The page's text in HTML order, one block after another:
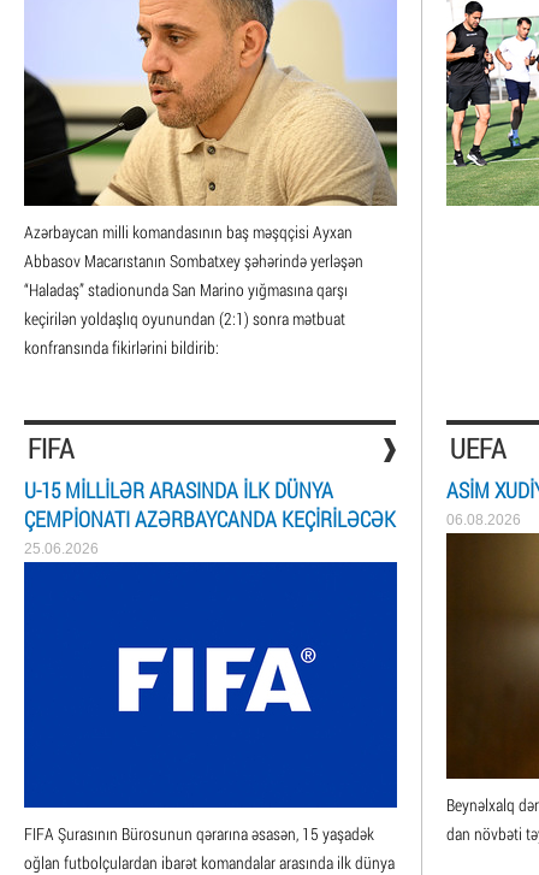
Azərbaycan milli komandasının baş məşqçisi Ayxan
Abbasov Macarıstanın Sombatxey şəhərində yerləşən
“Haladaş” stadionunda San Marino yığmasına qarşı
keçirilən yoldaşlıq oyunundan (2:1) sonra mətbuat
konfransında fikirlərini bildirib:
FIFA UEFA
U-15 MILLILƏR ARASINDA ILK DÜNYA
ÇEMPIONATI AZƏRBAYCANDA KEÇIRILƏCƏK
25.06.2026
FIFA Şurasının Bürosunun qərarına əsasən, 15 yaşadək
oğlan futbolçulardan ibarət komandalar arasında ilk dünya
ASIM
06.08.2026
Beynəlxalq
dan növbəti